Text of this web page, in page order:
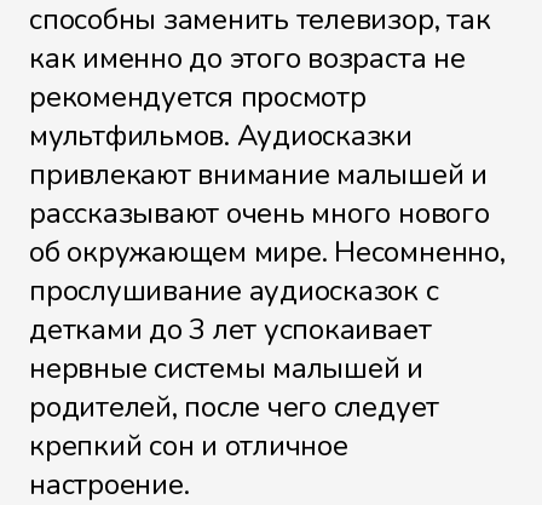
способны заменить телевизор, так
как именно до этого возраста не
рекомендуется просмотр
мультфильмов. Аудиосказки
привлекают внимание малышей и
рассказывают очень много нового
об окружающем мире. Несомненно,
прослушивание аудиосказок с
детками до 3 лет успокаивает
нервные системы малышей и
родителей, после чего следует
крепкий сон и отличное
настроение.